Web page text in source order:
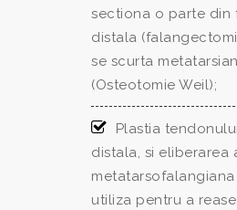
sectiona o parte din
distala
se scurta
(Osteotomie Weil);
Plastia
distala, si eliberarea
utiliza pentru a